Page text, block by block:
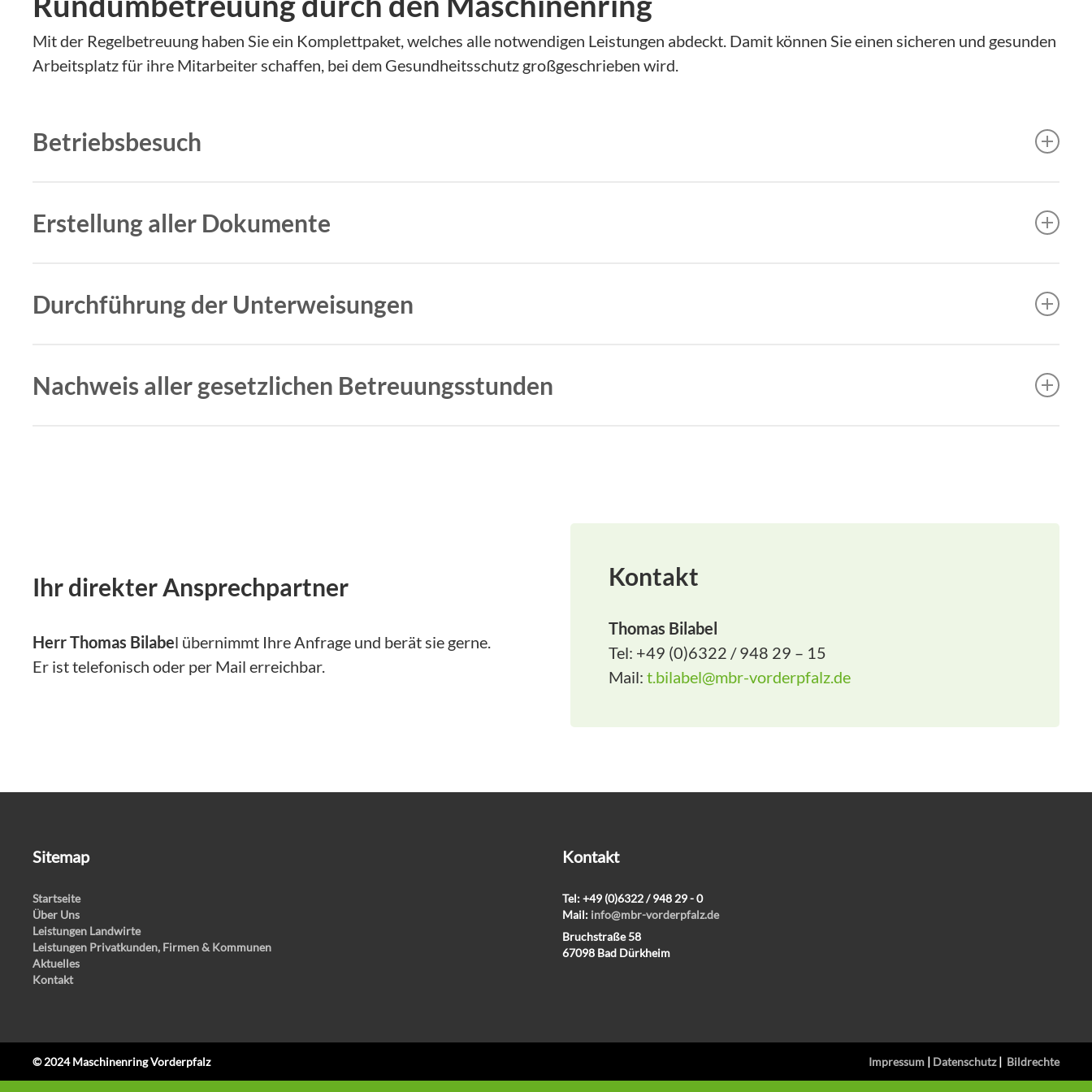
Mit der Regelbetreuung haben Sie ein Komplettpaket, welches alle notwendigen Leistungen abdeckt. Damit können Sie einen sicheren und gesunden
Arbeitsplatz für ihre Mitarbeiter schaffen, bei dem Gesundheitsschutz großgeschrieben wird.
Betriebsbesuch
Erstellung aller Dokumente
Durchführung der Unterweisungen
Nachweis aller gesetzlichen Betreuungsstunden
Ihr direkter Ansprechpartner
Herr Thomas Bilabel übernimmt Ihre Anfrage und berät sie gerne.
Er ist telefonisch oder per Mail erreichbar.
Kontakt
Thomas Bilabel
Tel: +49 (0)6322 / 948 29 – 15
Mail: t.bilabel@mbr-vorderpfalz.de
Sitemap
Startseite
Über Uns
Leistungen Landwirte
Leistungen Privatkunden, Firmen & Kommunen
Aktuelles
Kontakt
Kontakt
Tel: +49 (0)6322 / 948 29 - 0
Mail: info@mbr-vorderpfalz.de
Bruchstraße 58
67098 Bad Dürkheim
© 2024 Maschinenring Vorderpfalz Impressum| Datenschutz| Bildrechte